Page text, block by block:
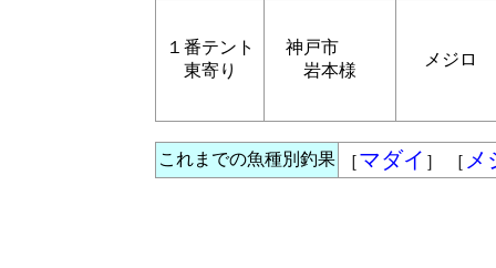
１番テント
東寄り
神戸市
岩本様
メジロ
これまでの魚種別釣果 ［マダイ ］ ［ メ